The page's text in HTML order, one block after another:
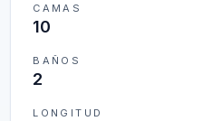
CAMAS
10
BAÑOS
2
LONGITUD